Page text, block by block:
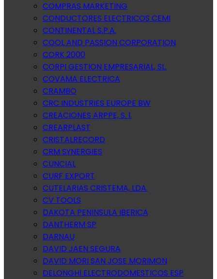
COMPRAS MARKETING
CONDUCTORES ELECTRICOS CEMI
CONTINENTAL S.P.A.
COOL AND PASSION CORPORATION
CORK 2000
CORPI GESTION EMPRESARIAL, SL.
COVAMA ELECTRICA
CRAMBO
CRC INDUSTRIES EUROPE BW
CREACIONES ARPPE, S. l.
CREARPLAST
CRISTALRECORD
CRM SYNERGIES
CUNCIAL
CURF EXPORT
CUTELARIAS CRISTEMA, LDA.
CV TOOLS
DAKOTA PENINSULA IBERICA
DANTHERM SP
DARNAU
DAVID JAEN SEGURA
DAVID MORI SAN JOSE MORIMON
DELONGHI ELECTRODOMESTICOS ESP